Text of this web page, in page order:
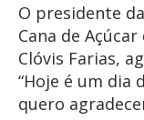
O presidente
Cana de
Clóvis Farias,
“Hoje é um dia
quero